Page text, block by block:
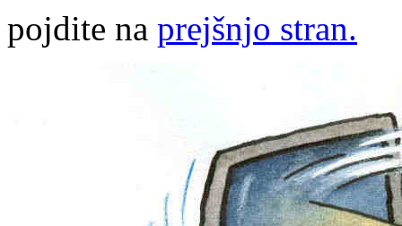
pojdite na prejšnjo stran.